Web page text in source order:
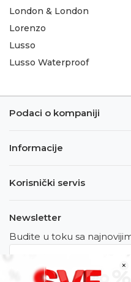
×
London & London
Lorenzo
Lusso
Lusso Waterproof
Podaci o kompaniji
Informacije
Korisnički servis
Newsletter
Budite u toku sa